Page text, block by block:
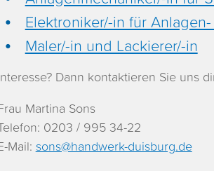
Elektroniker/-in für
Maler/-in und Lackierer/-in
Dann kontaktieren Sie uns
Martina Sons
0203 / 995 34-22
Mail: sons@handwerk-duisburg.de